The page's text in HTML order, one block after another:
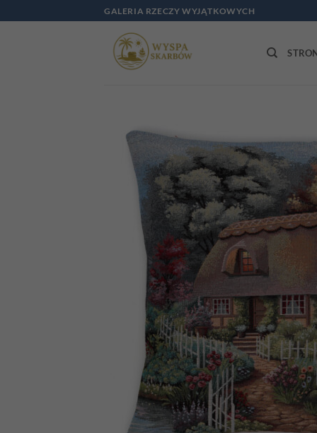
do
GALERIA RZECZY WYJĄTKOWYCH